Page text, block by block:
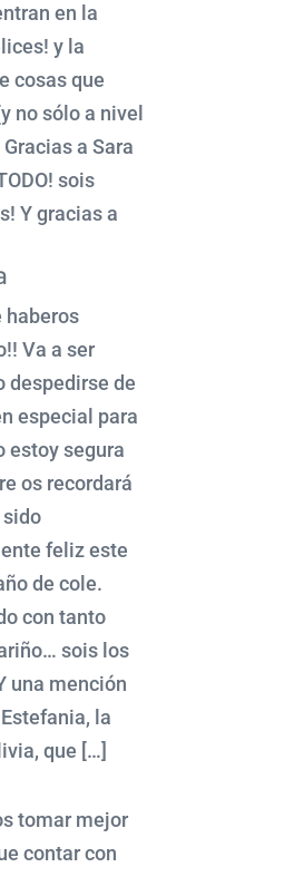
en la
y la
cosas que
no sólo a nivel
a Sara
sois
Y gracias a
haberos
Va a ser
de
especial para
estoy segura
os recordará
sido
feliz este
de cole.
con tanto
sois los
una mención
la
que […]
tomar mejor
contar con